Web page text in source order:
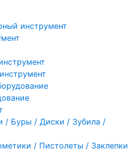
инструмент
/ Буры / Диски / Зубила /
/ Пистолеты / Заклепки